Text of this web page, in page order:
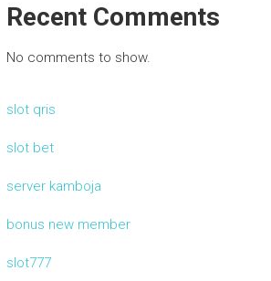
Recent Comments
No comments to show.
slot qris
slot bet
server kamboja
bonus new member
slot777